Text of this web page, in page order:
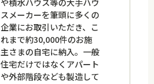
や積水ハウス等の大手ハウ
スメーカーを筆頭に多くの
企業にお取引いただき、こ
れまで約30,000件のお施
主さまの自宅に納入。一般
住宅だけではなくアパート
や外部階段なども製造して